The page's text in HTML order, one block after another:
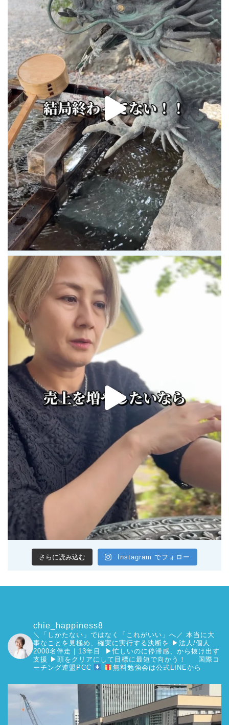
さらに読み込む Instagram でフォロー
chie_happiness8
＼「しかたない」ではなく「これがいい」へ／ 本当に大
事なことを見極め、確実に実行する決断を ▶︎法人/個人
2000名伴走｜13年目 ▶︎忙しいのに停滞感、から抜け出す
支援 ▶︎頭をクリアにして目標に最短で向かう！
国際コ
ーチング連盟PCC
無料勉強会は公式LINEから